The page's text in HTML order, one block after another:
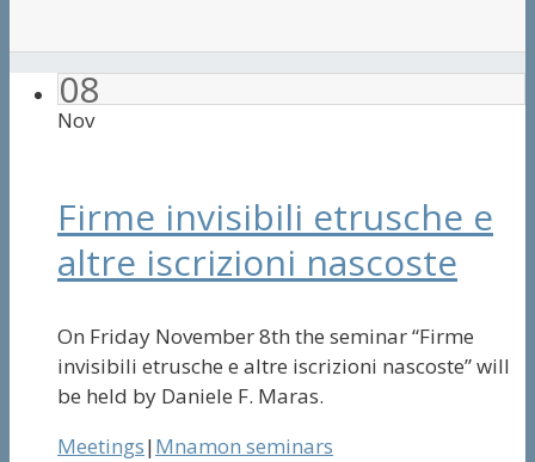
08
Nov
Firme invisibili etrusche e
altre iscrizioni nascoste
On Friday November 8th the seminar “Firme
invisibili etrusche e altre iscrizioni nascoste” will
be held by Daniele F. Maras.
Meetings|Mnamon seminars